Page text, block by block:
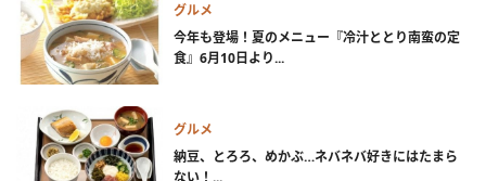
グルメ
今年も登場！夏のメニュー『冷汁ととり南蛮の定
食』6月10日より...
グルメ
納豆、とろろ、めかぶ…ネバネバ好きにはたまら
ない！...